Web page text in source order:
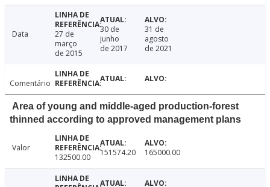
Data
27 de
março
de 2015
30 de
junho
de 2017
31 de
agosto
de 2021
Comentário
Area of young and middle-aged production-forest
thinned according to approved management plans
Valor
132500.00
151574.20 165000.00